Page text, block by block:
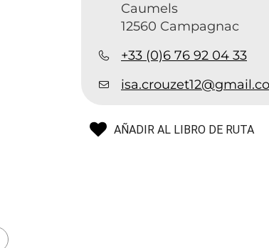
Caumels
12560 Campagnac
+33 (0)6 76 92 04 33
AÑADIR AL LIBRO DE RUTA